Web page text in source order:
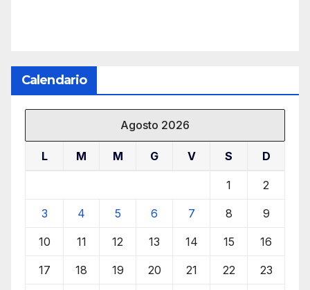
Calendario
Agosto 2026
L M M G V S D
1 2
3 4 5 6 7 8 9
10 11 12 13 14 15 16
17 18 19 20 21 22 23